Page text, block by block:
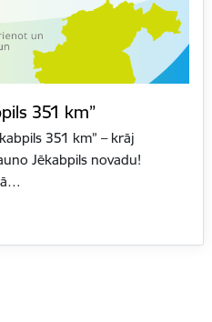
351 km”
351 km” – krāj
Jēkabpils novadu!